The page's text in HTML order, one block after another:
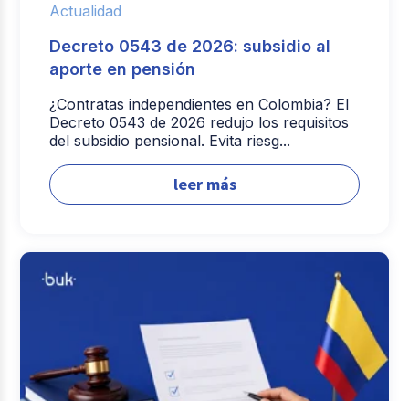
Actualidad
Decreto 0543 de 2026: subsidio al
aporte en pensión
¿Contratas independientes en Colombia? El
Decreto 0543 de 2026 redujo los requisitos
del subsidio pensional. Evita riesg...
leer más